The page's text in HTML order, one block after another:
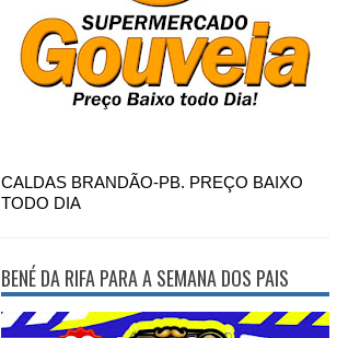
CALDAS BRANDÃO-PB. PREÇO BAIXO
TODO DIA
BENÉ DA RIFA PARA A SEMANA DOS PAIS